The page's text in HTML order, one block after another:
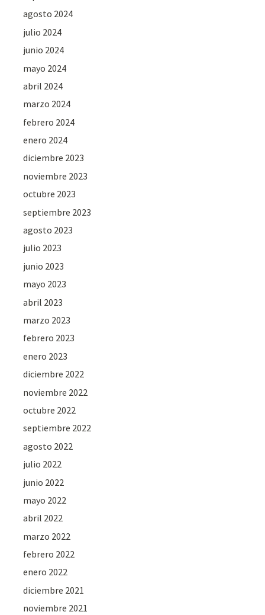
agosto 2024
julio 2024
junio 2024
mayo 2024
abril 2024
marzo 2024
febrero 2024
enero 2024
diciembre 2023
noviembre 2023
octubre 2023
septiembre 2023
agosto 2023
julio 2023
junio 2023
mayo 2023
abril 2023
marzo 2023
febrero 2023
enero 2023
diciembre 2022
noviembre 2022
octubre 2022
septiembre 2022
agosto 2022
julio 2022
junio 2022
mayo 2022
abril 2022
marzo 2022
febrero 2022
enero 2022
diciembre 2021
noviembre 2021